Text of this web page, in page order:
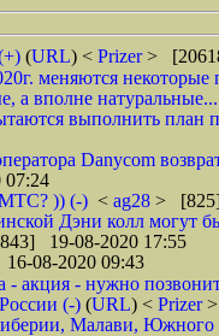
(URL) < Prizer>
меняются
а вполне
выполнить
Danycom
МТС? )) (-) < ag28 > [825]
Дэни колл могут
19-08-2020 17:55
08-2020 09:43
акция - нужно
(-) (URL) < Prizer
Малави, Южного